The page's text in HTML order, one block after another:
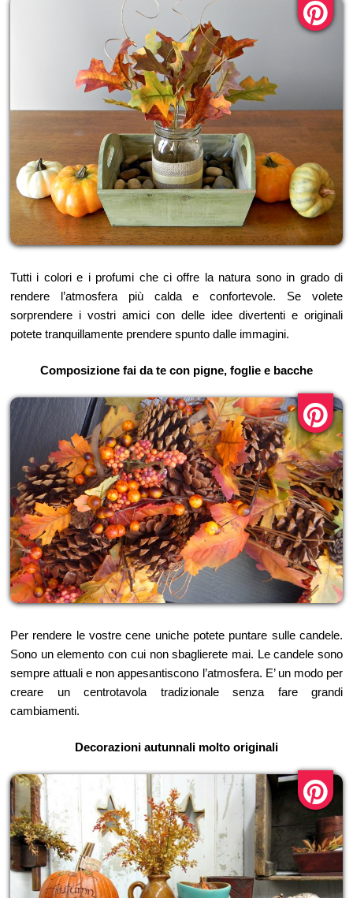
Tutti i colori e i profumi che ci offre la natura sono in grado di
rendere l’atmosfera più calda e confortevole. Se volete
sorprendere i vostri amici con delle idee divertenti e originali
potete tranquillamente prendere spunto dalle immagini.
Composizione fai da te con pigne, foglie e bacche
Per rendere le vostre cene uniche potete puntare sulle candele.
Sono un elemento con cui non sbaglierete mai. Le candele sono
sempre attuali e non appesantiscono l’atmosfera. E’ un modo per
creare un centrotavola tradizionale senza fare grandi
cambiamenti.
Decorazioni autunnali molto originali